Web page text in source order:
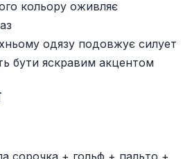
кольору оживляє
одязу подовжує силует
бути яскравим акцентом